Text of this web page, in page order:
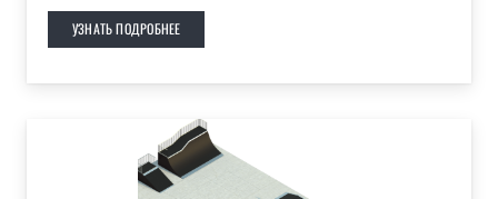
УЗНАТЬ ПОДРОБНЕЕ